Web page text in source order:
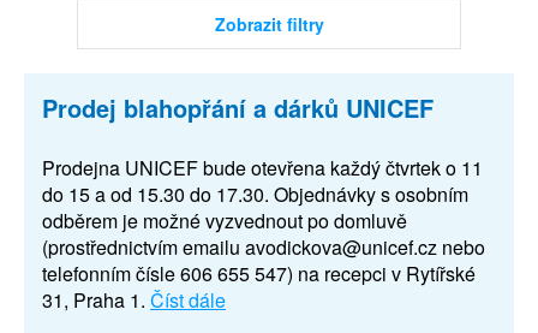
Zobrazit filtry
Prodej blahopřání a dárků UNICEF
Prodejna UNICEF bude otevřena každý čtvrtek o 11
do 15 a od 15.30 do 17.30. Objednávky s osobním
odběrem je možné vyzvednout po domluvě
(prostřednictvím emailu avodickova@unicef.cz nebo
telefonním čísle 606 655 547) na recepci v Rytířské
31, Praha 1. Číst dále